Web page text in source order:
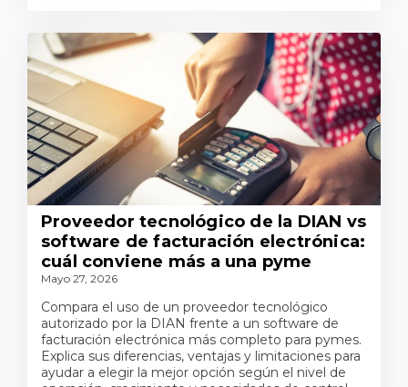
Proveedor tecnológico de la DIAN vs
software de facturación electrónica:
cuál conviene más a una pyme
Mayo 27, 2026
Compara el uso de un proveedor tecnológico
autorizado por la DIAN frente a un software de
facturación electrónica más completo para pymes.
Explica sus diferencias, ventajas y limitaciones para
ayudar a elegir la mejor opción según el nivel de